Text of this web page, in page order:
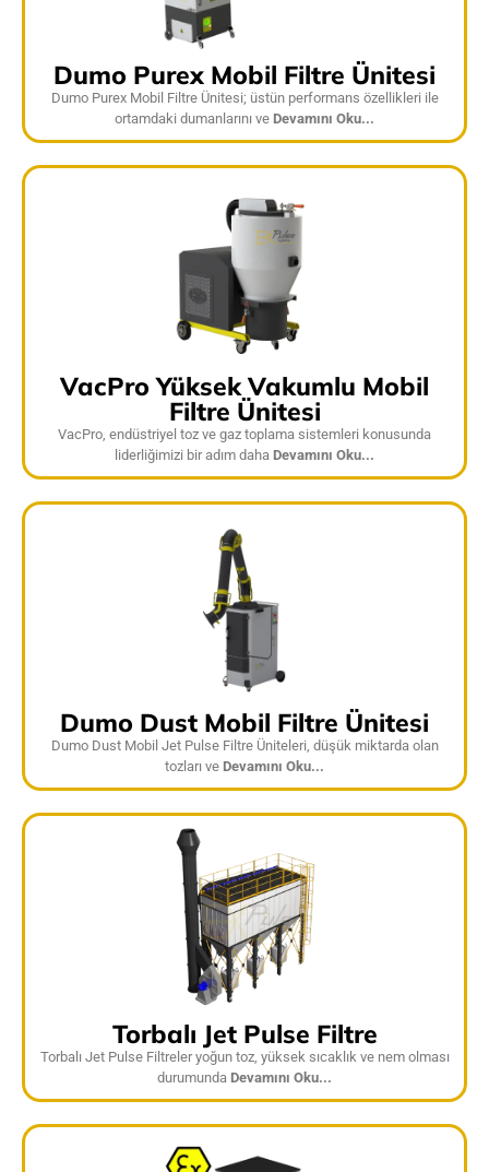
Dumo Purex Mobil Filtre Ünitesi
Dumo Purex Mobil Filtre Ünitesi; üstün performans özellikleri ile
ortamdaki dumanlarını ve Devamını Oku...
VacPro Yüksek Vakumlu Mobil
Filtre Ünitesi
VacPro, endüstriyel toz ve gaz toplama sistemleri konusunda
liderliğimizi bir adım daha Devamını Oku...
Dumo Dust Mobil Filtre Ünitesi
Dumo Dust Mobil Jet Pulse Filtre Üniteleri, düşük miktarda olan
tozları ve Devamını Oku...
Torbalı Jet Pulse Filtre
Torbalı Jet Pulse Filtreler yoğun toz, yüksek sıcaklık ve nem olması
durumunda Devamını Oku...